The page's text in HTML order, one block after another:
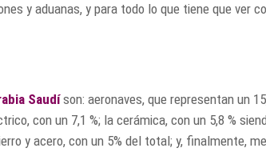
y aduanas, y para todo lo que tiene que ver
Saudíson: aeronaves, que representan un
con un 7,1 %; la cerámica, con un 5,8 %
y acero, con un 5% del total; y, finalmente,